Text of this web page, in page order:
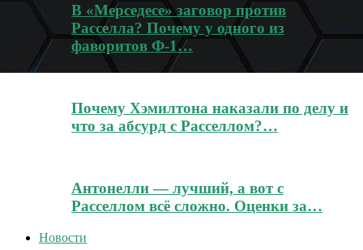
В «Мерседесе» заговор против
Расселла? Почему у одного из
фаворитов Ф-1…
Почему Хэмилтона наказали по делу и
что за абсурд с Расселлом?…
Антонелли — лучший, а вот с
Расселлом всё сложно. Оценки за…
Новости